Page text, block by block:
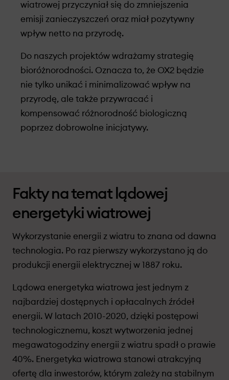
wiatrowej przyczyniał się do zmniejszenia
emisji zanieczyszczeń oraz miał pozytywny
wpływ netto na przyrodę.
Do naszych projektów wdrażamy strategię
bioróżnorodności. Oznacza to, że OX2 będzie
nie tylko unikać i minimalizować wpływ na
przyrodę, ale także przywracać i
kompensować różnorodność biologiczną
poprzez dobrowolne inicjatywy.
Fakty na temat lądowej
energetyki wiatrowej
Wykorzystanie energii z wiatru to znana od dawna
technologia. Po raz pierwszy wykorzystano ją do
produkcji energii elektrycznej w 1887 roku.
Lądowa energetyka wiatrowa jest jednym z
najbardziej dostępnych i opłacalnych źródeł
energii. W latach 2010-2020, dzięki postępowi
technologicznemu, koszt wytworzenia jednej
megawatogodziny energii z wiatru spadł o prawie
40%. Energetyka wiatrowa stanowi atrakcyjną
ofertę dla inwestorów, którym zależy na stabilnym